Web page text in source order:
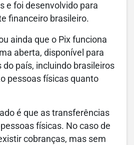
e foi desenvolvido para
financeiro brasileiro.
ainda que o Pix funciona
aberta, disponível para
país, incluindo brasileiros
pessoas físicas quanto
é que as transferências
físicas. No caso de
cobranças, mas sem